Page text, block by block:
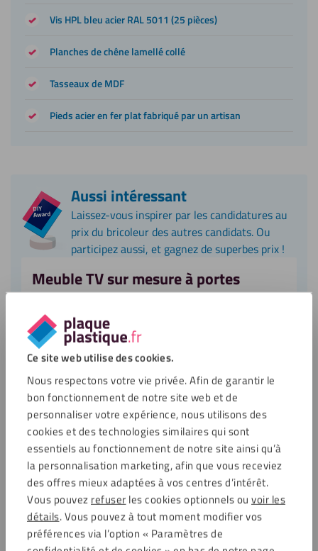
Ce site web utilise des cookies.
Nous respectons votre vie privée. Afin de garantir le
bon fonctionnement de notre site web et de
personnaliser votre expérience, nous utilisons des
cookies et des technologies similaires qui sont
essentiels au fonctionnement de notre site ainsi qu’à
la personnalisation marketing, afin que vous receviez
des offres mieux adaptées à vos centres d’intérêt.
Vous pouvez refuser les cookies optionnels ou voir les
détails. Vous pouvez à tout moment modifier vos
préférences via l’option « Paramètres de
Vis HPL bleu acier RAL 5011 (25 pièces)
Planches de chêne lamellé collé
Tasseaux de MDF
Pieds acier en fer plat fabriqué par un artisan
Aussi intéressant
Laissez-vous inspirer par les candidatures au
prix du bricoleur des autres candidats. Ou
participez aussi, et gagnez de superbes prix !
Meuble TV sur mesure à portes
coulissantes en HPL
Découvrez comment Maxime a utilisé des panneaux
HPL pour son meuble TV / bibliothèque sur mesure :
Soumis :Trimestre 4 – 2022
Caisson de transport en Alupanel
Découvrez comment Yohan a réalisé son caisson en
Alupanel :
Yohan
Soumis :Trimestre 3 – 2022
Table basse pour projet Lego en
plexiglass
Découvrez comment Corentin Bon-Marion a utilisé